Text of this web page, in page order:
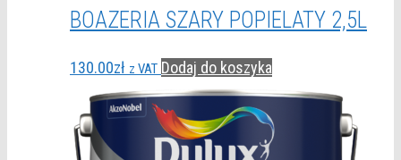
BOAZERIA SZARY POPIELATY 2,5L
130.00zł z VAT Dodaj do koszyka